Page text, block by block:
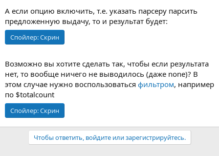
А если опцию включить, т.е. указать парсеру парсить
предложенную выдачу, то и результат будет:
Спойлер:Скрин
Возможно вы хотите сделать так, чтобы если результата
нет, то вообще ничего не выводилось (даже none)? В
этом случае нужно воспользоваться фильтром, например
по $totalcount
Спойлер:Скрин
Чтобы ответить, войдите или зарегистрируйтесь.